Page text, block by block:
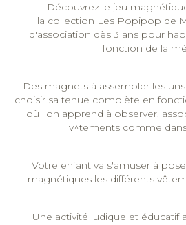
Découvrez le jeu
la collection Les Popipop de
d'association dès 3 ans pour
fonction de la
Des magnets à assembler les
choisir sa tenue complète en
où l'on apprend à observer,
v^tements comme dans
Votre enfant va s'amuser à
magnétiques les différents
Une activité ludique et éducatif